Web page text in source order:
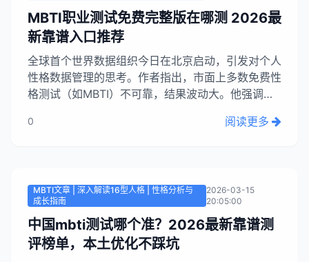
MBTI职业测试免费完整版在哪测 2026最
新靠谱入口推荐
全球首个世界数据组织今日在北京启动，引发对个人
性格数据管理的思考。作者指出，市面上多数免费性
格测试（如MBTI）不可靠，结果波动大。他强调免
优化算法，实现数据提供者与平台的双赢，而付费测
0 阅读更多
MBTI文章 | 深入解读16型人格 | 性格分析与
成长指南
2026-03-15
20:05:00
中国mbti测试哪个准？2026最新靠谱测
评榜单，本土优化不踩坑